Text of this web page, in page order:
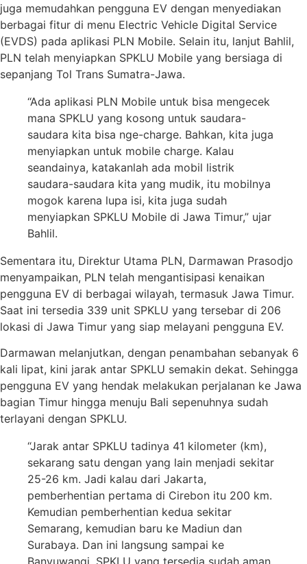
juga memudahkan pengguna EV dengan menyediakan
berbagai fitur di menu Electric Vehicle Digital Service
(EVDS) pada aplikasi PLN Mobile. Selain itu, lanjut Bahlil,
PLN telah menyiapkan SPKLU Mobile yang bersiaga di
sepanjang Tol Trans Sumatra-Jawa.
“Ada aplikasi PLN Mobile untuk bisa mengecek
mana SPKLU yang kosong untuk saudara-
saudara kita bisa nge-charge. Bahkan, kita juga
menyiapkan untuk mobile charge. Kalau
seandainya, katakanlah ada mobil listrik
saudara-saudara kita yang mudik, itu mobilnya
mogok karena lupa isi, kita juga sudah
menyiapkan SPKLU Mobile di Jawa Timur,” ujar
Bahlil.
Sementara itu, Direktur Utama PLN, Darmawan Prasodjo
menyampaikan, PLN telah mengantisipasi kenaikan
pengguna EV di berbagai wilayah, termasuk Jawa Timur.
Saat ini tersedia 339 unit SPKLU yang tersebar di 206
lokasi di Jawa Timur yang siap melayani pengguna EV.
Darmawan melanjutkan, dengan penambahan sebanyak 6
kali lipat, kini jarak antar SPKLU semakin dekat. Sehingga
pengguna EV yang hendak melakukan perjalanan ke Jawa
bagian Timur hingga menuju Bali sepenuhnya sudah
terlayani dengan SPKLU.
“Jarak antar SPKLU tadinya 41 kilometer (km),
sekarang satu dengan yang lain menjadi sekitar
25-26 km. Jadi kalau dari Jakarta,
pemberhentian pertama di Cirebon itu 200 km.
Kemudian pemberhentian kedua sekitar
Semarang, kemudian baru ke Madiun dan
Surabaya. Dan ini langsung sampai ke